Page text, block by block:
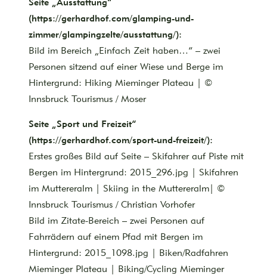
Seite „Ausstattung“
(https://gerhardhof.com/glamping-und-
zimmer/glampingzelte/ausstattung/):
Bild im Bereich „Einfach Zeit haben…“ – zwei
Personen sitzend auf einer Wiese und Berge im
Hintergrund: Hiking Mieminger Plateau | ©
Innsbruck Tourismus / Moser
Seite „Sport und Freizeit“
(https://gerhardhof.com/sport-und-freizeit/):
Erstes großes Bild auf Seite – Skifahrer auf Piste mit
Bergen im Hintergrund: 2015_296.jpg | Skifahren
im Muttereralm | Skiing in the Muttereralm| ©
Innsbruck Tourismus / Christian Vorhofer
Bild im Zitate-Bereich – zwei Personen auf
Fahrrädern auf einem Pfad mit Bergen im
Hintergrund: 2015_1098.jpg | Biken/Radfahren
Mieminger Plateau | Biking/Cycling Mieminger